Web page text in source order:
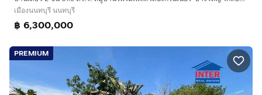
เมืองนนทบุรี นนทบุรี
฿ 6,300,000
PREMIUM